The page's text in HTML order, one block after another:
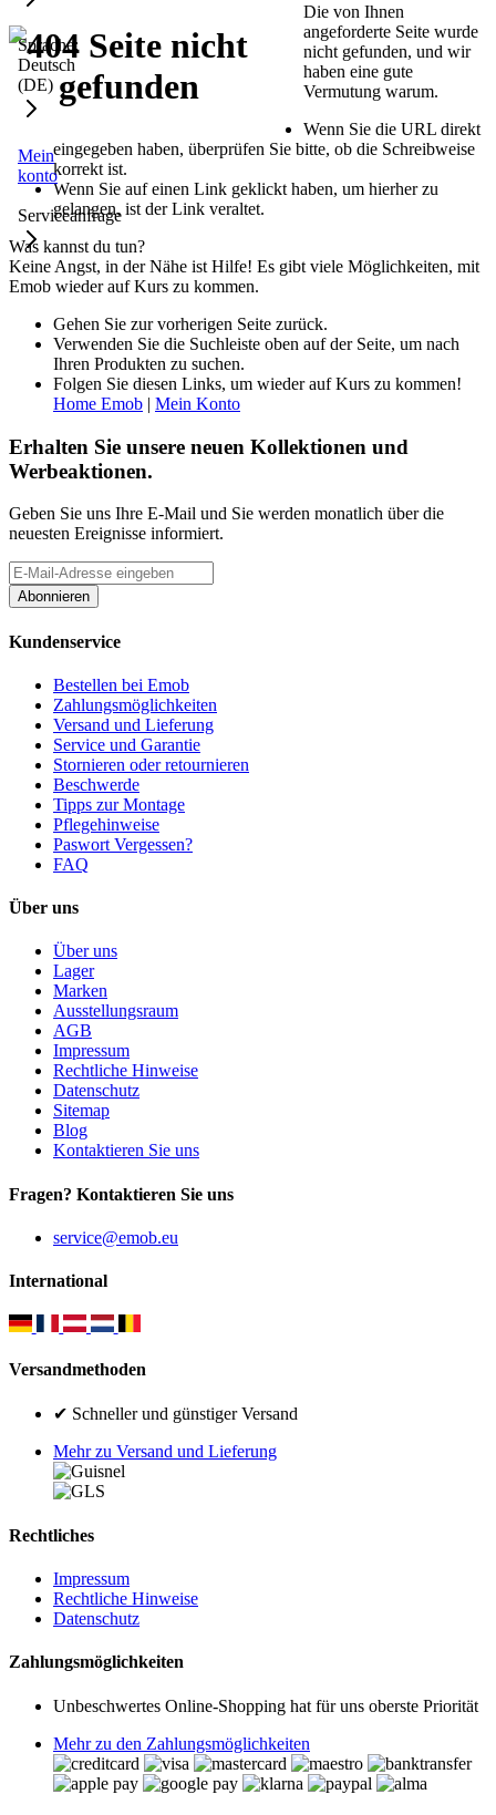
Sprache:
Deutsch
(DE)
Mein
konto
Serviceanfrage
Die von Ihnen
angeforderte Seite wurde
nicht gefunden, und wir
haben eine gute
Vermutung warum.
Wenn Sie die URL direkt
eingegeben haben, überprüfen Sie bitte, ob die Schreibweise
korrekt ist.
Wenn Sie auf einen Link geklickt haben, um hierher zu
gelangen, ist der Link veraltet.
Was kannst du tun?
Keine Angst, in der Nähe ist Hilfe! Es gibt viele Möglichkeiten, mit
Emob wieder auf Kurs zu kommen.
Gehen Sie zur vorherigen Seite zurück.
Verwenden Sie die Suchleiste oben auf der Seite, um nach
Ihren Produkten zu suchen.
Folgen Sie diesen Links, um wieder auf Kurs zu kommen!
Home Emob | Mein Konto
Erhalten Sie unsere neuen Kollektionen und
Werbeaktionen.
Geben Sie uns Ihre E-Mail und Sie werden monatlich über die
neuesten Ereignisse informiert.
Abonnieren
Kundenservice
Bestellen bei Emob
Zahlungsmöglichkeiten
Versand und Lieferung
Service und Garantie
Stornieren oder retournieren
Beschwerde
Tipps zur Montage
Pflegehinweise
Paswort Vergessen?
FAQ
Über uns
Über uns
Lager
Marken
Ausstellungsraum
AGB
Impressum
Rechtliche Hinweise
Datenschutz
Sitemap
Blog
Kontaktieren Sie uns
Fragen? Kontaktieren Sie uns
service@emob.eu
International
Versandmethoden
✔ Schneller und günstiger Versand
Mehr zu Versand und Lieferung
Rechtliches
Impressum
Rechtliche Hinweise
Datenschutz
Zahlungsmöglichkeiten
Unbeschwertes Online-Shopping hat für uns oberste Priorität
Mehr zu den Zahlungsmöglichkeiten